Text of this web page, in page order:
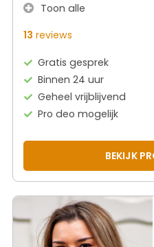
Toon alle
13 reviews
Gratis gesprek
Binnen 24 uur
Geheel vrijblijvend
Pro deo mogelijk
BEKIJK